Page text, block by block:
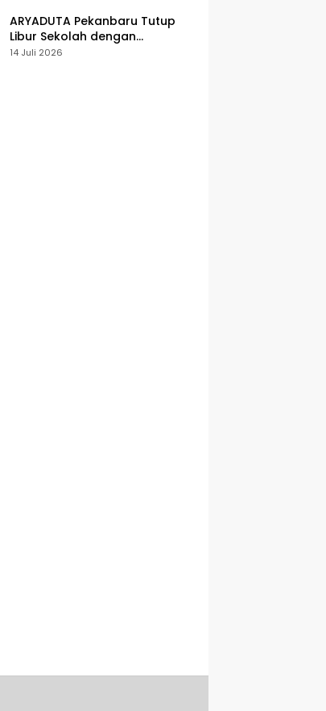
ARYADUTA Pekanbaru Tutup
Libur Sekolah dengan
Pengalaman Staycation
14 Juli 2026